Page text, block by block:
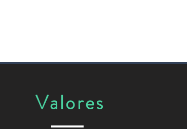
Valores